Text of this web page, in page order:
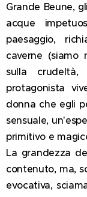
Grande Beune,
acque
paesaggio,
caverne (siamo
sulla
protagonista
donna che egli
sensuale,
primitivo e
La grandezza
contenuto, ma,
evocativa,